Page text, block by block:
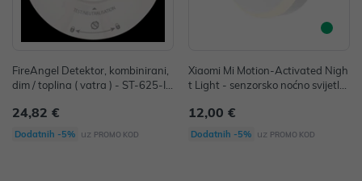
FireAngel Detektor, kombinirani,
dim / toplina ( vatra ) - ST-625-IN
24,82 €
Dodatnih -5% uz PROMO KOD
Xiaomi Mi Motion-Activated Nigh
t Light - senzorsko noćno svijetlo
12,00 €
Dodatnih -5% uz PROMO KOD